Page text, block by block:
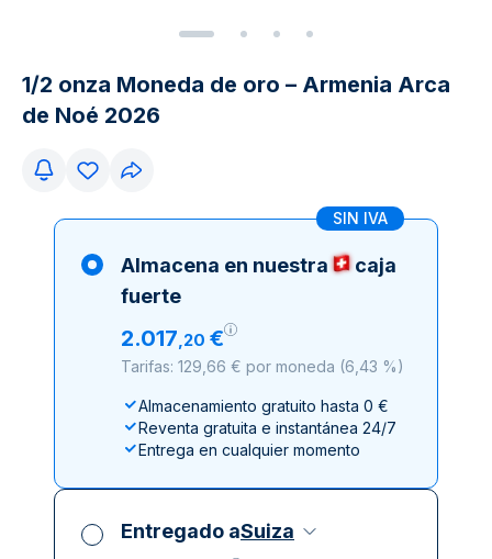
1/2 onza Moneda de oro – Armenia Arca
de Noé 2026
SIN IVA
Almacena en nuestra
caja
fuerte
2.017,20 €
Tarifas: 129,66 € por moneda (6,43 %)
Almacenamiento gratuito hasta 0 €
Reventa gratuita e instantánea 24/7
Entrega en cualquier momento
Entregado aSuiza